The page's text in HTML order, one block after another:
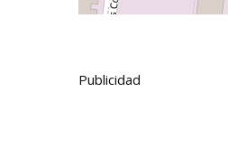
Publicidad